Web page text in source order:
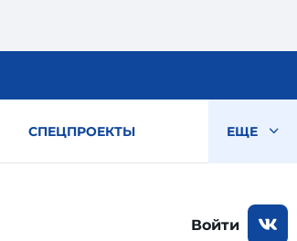
СПЕЦПРОЕКТЫ ЕЩЕ
Войти